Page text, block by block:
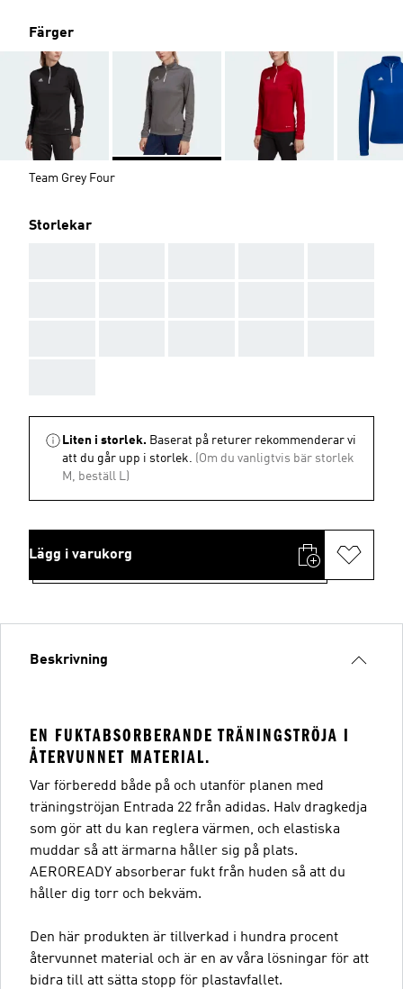
Färger
Team Grey Four
Storlekar
Liten i storlek. Baserat på returer rekommenderar vi
att du går upp i storlek. (Om du vanligtvis bär storlek
M, beställ L)
Lägg i varukorg
Beskrivning
EN FUKTABSORBERANDE TRÄNINGSTRÖJA I
ÅTERVUNNET MATERIAL.
Var förberedd både på och utanför planen med
träningströjan Entrada 22 från adidas. Halv dragkedja
som gör att du kan reglera värmen, och elastiska
muddar så att ärmarna håller sig på plats.
AEROREADY absorberar fukt från huden så att du
håller dig torr och bekväm.
Den här produkten är tillverkad i hundra procent
återvunnet material och är en av våra lösningar för att
bidra till att sätta stopp för plastavfallet.